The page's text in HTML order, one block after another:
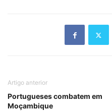
Artigo anterior
Portugueses combatem em
Moçambique